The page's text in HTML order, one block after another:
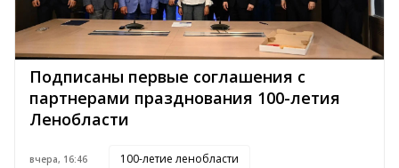
Подписаны первые соглашения с
партнерами празднования 100-летия
Ленобласти
вчера, 16:46 100-летие ленобласти